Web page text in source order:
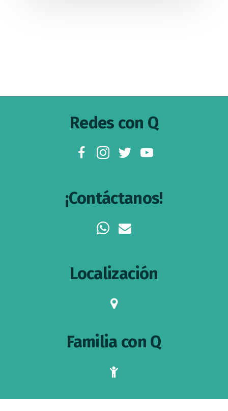
Redes con Q
facebookinstagramtwitteryoutube
¡Contáctanos!
whatsappenvelope
Localización
map-
Familia con Q
child